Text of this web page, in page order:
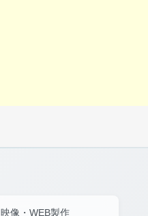
映像・WEB製作